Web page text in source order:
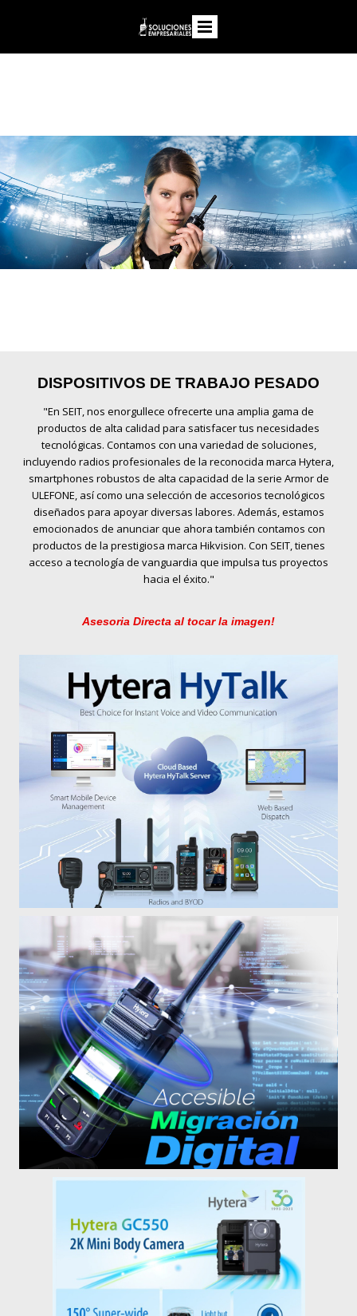
DISPOSITIVOS DE TRABAJO PESADO
"En SEIT, nos enorgullece ofrecerte una amplia gama de
productos de alta calidad para satisfacer tus necesidades
tecnológicas. Contamos con una variedad de soluciones,
incluyendo radios profesionales de la reconocida marca Hytera,
smartphones robustos de alta capacidad de la serie Armor de
ULEFONE, así como una selección de accesorios tecnológicos
diseñados para apoyar diversas labores. Además, estamos
emocionados de anunciar que ahora también contamos con
productos de la prestigiosa marca Hikvision. Con SEIT, tienes
acceso a tecnología de vanguardia que impulsa tus proyectos
hacia el éxito."
Asesoria Directa al tocar la imagen!